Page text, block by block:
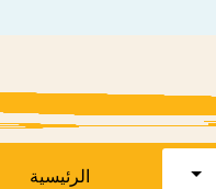
الرئيسية